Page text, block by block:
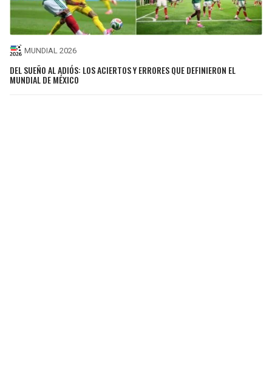
MUNDIAL 2026
DEL SUEÑO AL ADIÓS: LOS ACIERTOS Y ERRORES QUE DEFINIERON EL
MUNDIAL DE MÉXICO